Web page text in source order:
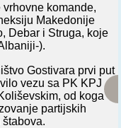
komande,
Makedonije
Debar i Struga, koje
).
Gostivara prvi put
vezu sa PK KPJ
od koga
partijskih